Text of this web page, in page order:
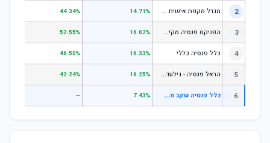
2 מ
גדל מקפת אישית כללי 14.71%
44.34%
3 ה
פניקס פנסיה מקיפה - מסלול לבני 50 ומטה 16.02%
52.55%
4 כלל פנסיה כללי 16.33%
46.50%
5 ה
ראל פנסיה - גילעד כללי 16.25%
42.24%
6 כ
לל פנסיה עוקב מדדי מניות 7.43%
—